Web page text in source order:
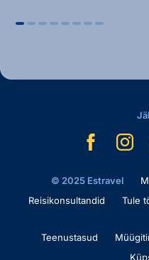
© 2025 Estravel
Reisikonsultandid
Tule
Teenustasud